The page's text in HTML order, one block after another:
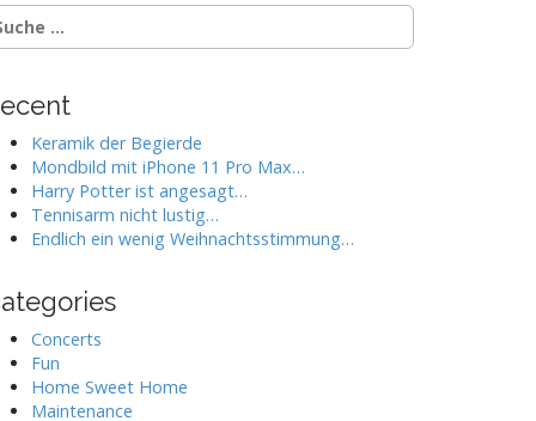
Keramik der Begierde
Mondbild mit iPhone 11 Pro Max…
Harry Potter ist angesagt…
Tennisarm nicht lustig…
Endlich ein wenig Weihnachtsstimmung…
Concerts
Fun
Home Sweet Home
Maintenance